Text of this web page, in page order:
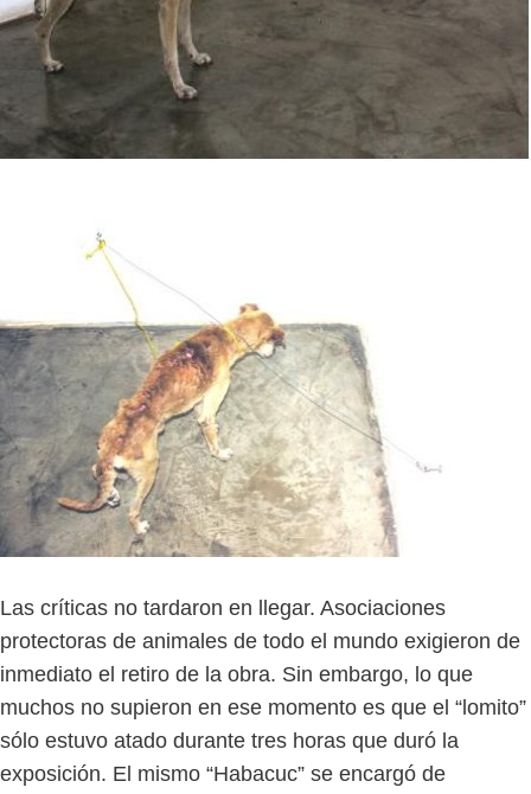
Las críticas no tardaron en llegar. Asociaciones
protectoras de animales de todo el mundo exigieron de
inmediato el retiro de la obra. Sin embargo, lo que
muchos no supieron en ese momento es que el “lomito”
sólo estuvo atado durante tres horas que duró la
exposición. El mismo “Habacuc” se encargó de